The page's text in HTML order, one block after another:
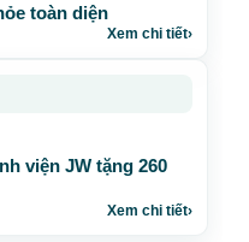
toàn diện
Xem chi tiết›
viện JW tặng 260
Xem chi tiết›